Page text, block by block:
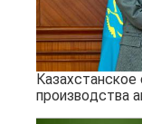
производства